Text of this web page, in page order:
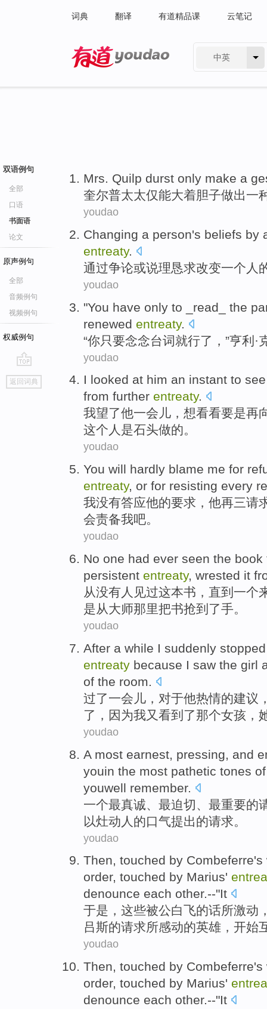
词典 翻译 有道精品课 云笔记
中英
双语例句
全部
口语
书面语
论文
原声例句
全部
音频例句
视频例句
权威例句
go
top
返回词典
Mrs. Quilp durst only make a
奎尔普太太仅能大着胆子做出一
youdao
Changing a person's beliefs by
entreaty.
通过争论或说理恳求改变一个 人
youdao
"You have only to _read_ the
renewed entreaty.
“你 只要念念台词就行了 ，”亨利·
youdao
I looked at him an instant to see
from further entreaty.
我望了他一会儿 ， 想看看要是再
这个人 是石头做的。
youdao
You will hardly blame me for
entreaty, or for resisting every
我没有答应他的要求，他再三请
会责备我吧。
youdao
No one had ever seen the book
persistent entreaty, wrested it
从没有人见过这本书， 直到 一个
是从大师那里把书抢到了手。
youdao
After a while I suddenly stopped
entreaty because I saw the girl
of the room.
过了一会儿， 对于他热情的建议
了， 因为我又 看到了那个女孩，
youdao
A most earnest pressing , and
youin the most pathetic tones
youwell remember.
一个最真诚 最迫切 、最重要的
以灶动人 的口气提出的请求。
youdao
Then, touched by Combeferre's
order, touched by Marius'
denounce each other.--"It
于是 ， 这些被公白飞的话所激动
吕斯的请求所感动的英雄 ， 开始
youdao
Then, touched by Combeferre's
order, touched by Marius'
denounce each other.--"It